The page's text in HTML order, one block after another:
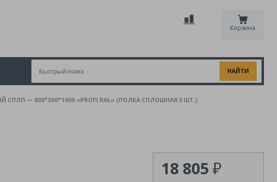
Корзина
— 800*500*1600 «PROFI RAL» (ПОЛКА СПЛОШНАЯ 5 ШТ.)
18 805 ₽